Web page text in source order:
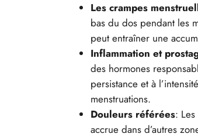
Les crampes
bas du dos pendant les
peut entraîner une
Inflammation et
des hormones
persistance et à
menstruations.
Douleurs référées:
accrue dans d’autres